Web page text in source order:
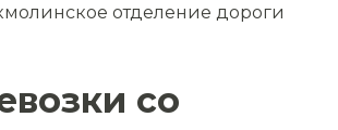
отделение дороги
со